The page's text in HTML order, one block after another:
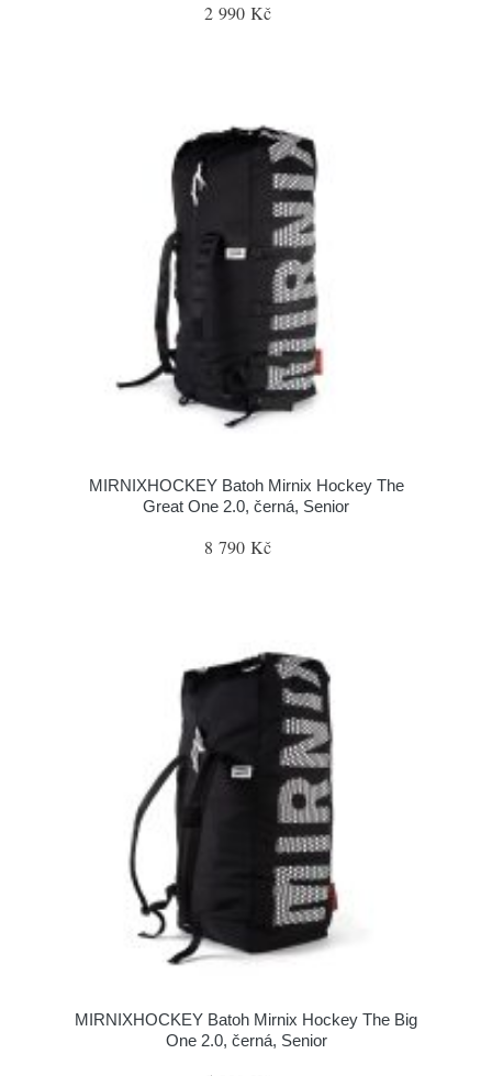
2 990 Kč
MIRNIXHOCKEY Batoh Mirnix Hockey The
Great One 2.0, černá, Senior
8 790 Kč
MIRNIXHOCKEY Batoh Mirnix Hockey The Big
One 2.0, černá, Senior